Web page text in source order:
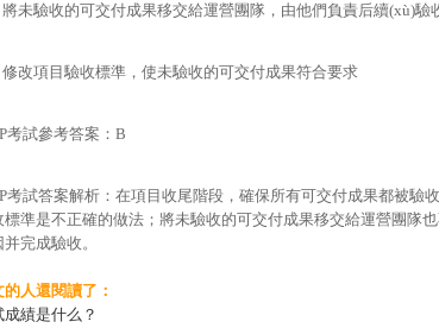
未驗收的可交付成果移交給運營團隊，由他們負責后續(xù)驗
改項目驗收標準，使未驗收的可交付成果符合要求
考試參考答案：B
考試答案解析：在項目收尾階段，確保所有可交付成果都被驗
標準是不正確的做法；將未驗收的可交付成果移交給運營團隊
完成驗收。
的人還閱讀了：
成績是什么？